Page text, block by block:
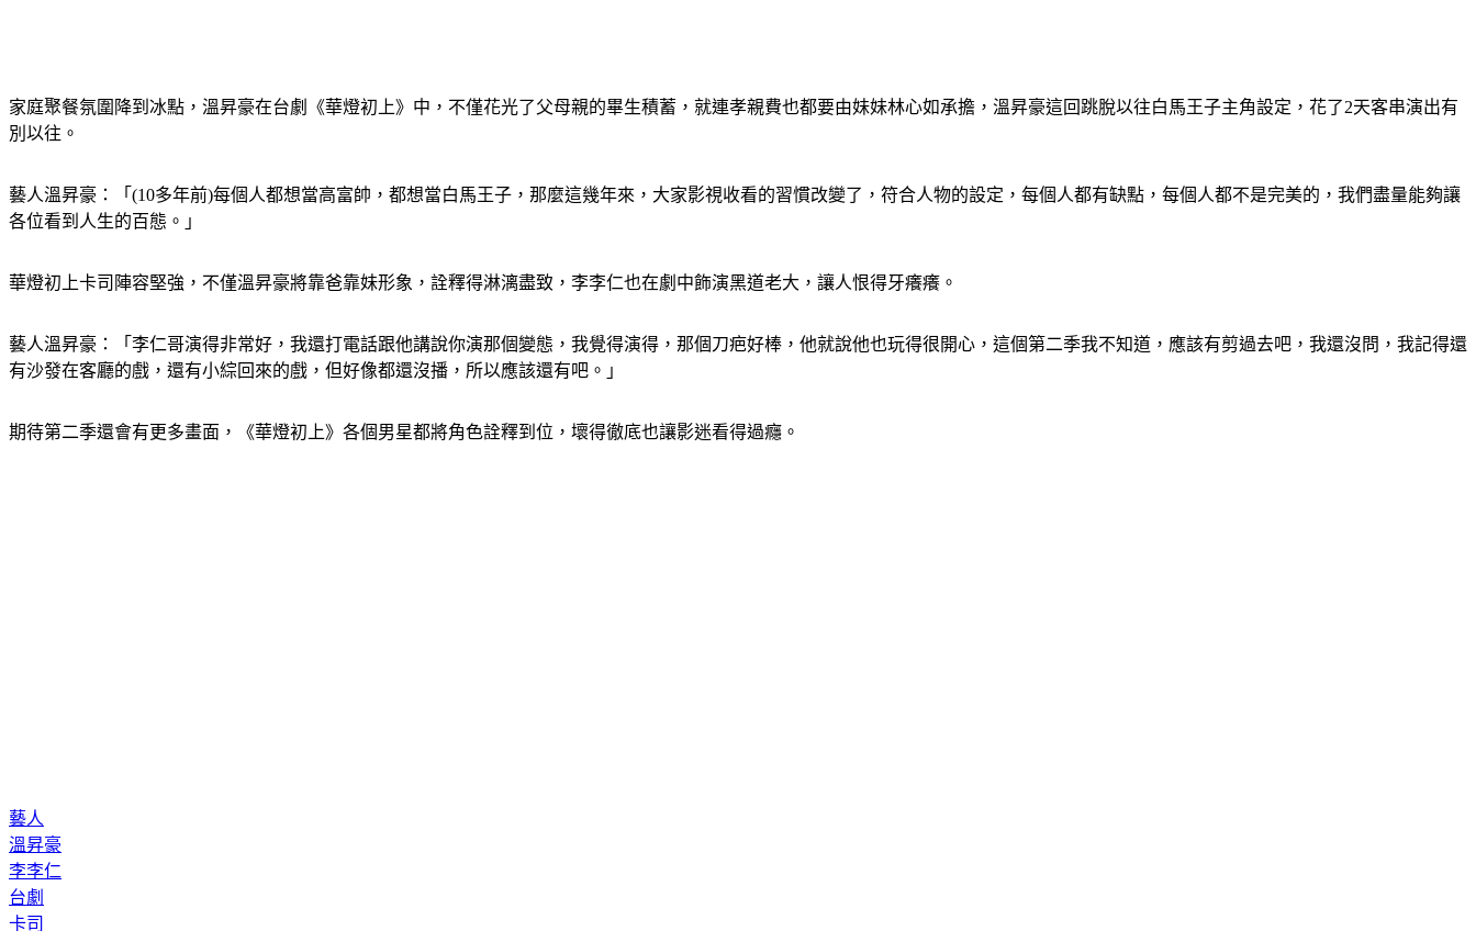
家庭聚餐氛圍降到冰點，溫昇豪在台劇《華燈初上》中，不僅花光了父母親的畢生積蓄，就連孝親費也都要由妹妹林心如承擔，溫昇豪這回跳脫以往白馬王子主角設定，花了2天客串演出有
別以往。
藝人溫昇豪：「(10多年前)每個人都想當高富帥，都想當白馬王子，那麼這幾年來，大家影視收看的習慣改變了，符合人物的設定，每個人都有缺點，每個人都不是完美的，我們盡量能夠讓
各位看到人生的百態。」
華燈初上卡司陣容堅強，不僅溫昇豪將靠爸靠妹形象，詮釋得淋漓盡致，李李仁也在劇中飾演黑道老大，讓人恨得牙癢癢。
藝人溫昇豪：「李仁哥演得非常好，我還打電話跟他講說你演那個變態，我覺得演得，那個刀疤好棒，他就說他也玩得很開心，這個第二季我不知道，應該有剪過去吧，我還沒問，我記得還
有沙發在客廳的戲，還有小綜回來的戲，但好像都還沒播，所以應該還有吧。」
期待第二季還會有更多畫面，《華燈初上》各個男星都將角色詮釋到位，壞得徹底也讓影迷看得過癮。
藝人
溫昇豪
李李仁
台劇
卡司